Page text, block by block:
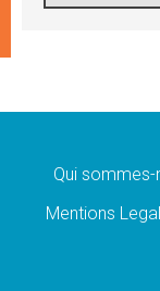
Qui sommes-
Mentions